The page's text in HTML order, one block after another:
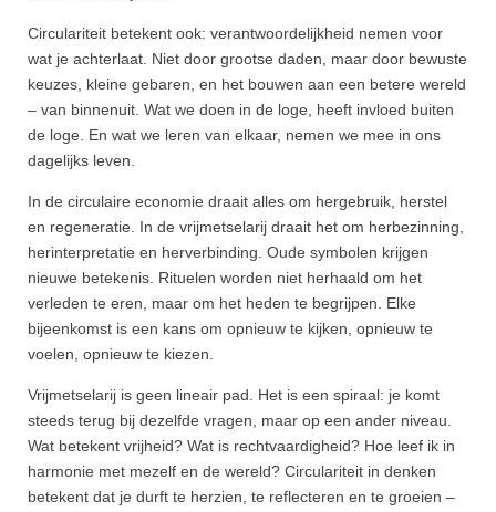
Circulariteit betekent ook: verantwoordelijkheid nemen voor
wat je achterlaat. Niet door grootse daden, maar door bewuste
keuzes, kleine gebaren, en het bouwen aan een betere wereld
– van binnenuit. Wat we doen in de loge, heeft invloed buiten
de loge. En wat we leren van elkaar, nemen we mee in ons
dagelijks leven.
In de circulaire economie draait alles om hergebruik, herstel
en regeneratie. In de vrijmetselarij draait het om herbezinning,
herinterpretatie en herverbinding. Oude symbolen krijgen
nieuwe betekenis. Rituelen worden niet herhaald om het
verleden te eren, maar om het heden te begrijpen. Elke
bijeenkomst is een kans om opnieuw te kijken, opnieuw te
voelen, opnieuw te kiezen.
Vrijmetselarij is geen lineair pad. Het is een spiraal: je komt
steeds terug bij dezelfde vragen, maar op een ander niveau.
Wat betekent vrijheid? Wat is rechtvaardigheid? Hoe leef ik in
harmonie met mezelf en de wereld? Circulariteit in denken
betekent dat je durft te herzien, te reflecteren en te groeien –